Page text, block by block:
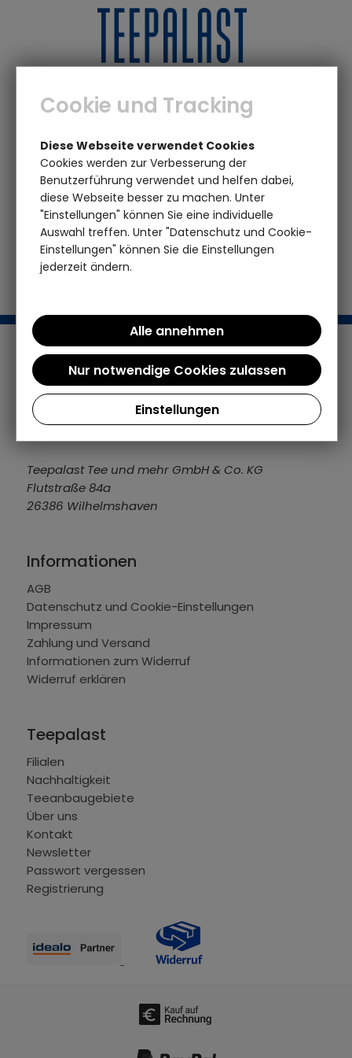
Tee Clipper
Galia
Melone
Logout
Galia Melone
Support / Hotline
04421 309109
info@teepalast.de
Teepalast Tee und mehr GmbH & Co. KG
Flutstraße 84a
26386 Wilhelmshaven
Informationen
AGB
Datenschutz und Cookie-Einstellungen
Impressum
Zahlung und Versand
Informationen zum Widerruf
Widerruf erklären
Teepalast
Filialen
Nachhaltigkeit
Teeanbaugebiete
Über uns
Kontakt
Newsletter
Passwort vergessen
Registrierung
Cookie und Tracking
Diese Webseite verwendet Cookies
Cookies werden zur Verbesserung der
Benutzerführung verwendet und helfen dabei,
diese Webseite besser zu machen. Unter
"Einstellungen" können Sie eine individuelle
Auswahl treffen. Unter "Datenschutz und Cookie-
Einstellungen" können Sie die Einstellungen
jederzeit ändern.
Einstellungen